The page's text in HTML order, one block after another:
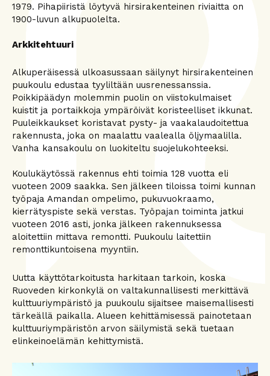
1979. Pihapiiristä löytyvä hirsirakenteinen riviaitta on
1900-luvun alkupuolelta.
Arkkitehtuuri
Alkuperäisessä ulkoasussaan säilynyt hirsirakenteinen
puukoulu edustaa tyyliltään uusrenessanssia.
Poikkipäädyn molemmin puolin on viistokulmaiset
kuistit ja portaikkoja ympäröivät koristeelliset ikkunat.
Puuleikkaukset koristavat pysty- ja vaakalaudoitettua
rakennusta, joka on maalattu vaalealla öljymaalilla.
Vanha kansakoulu on luokiteltu suojelukohteeksi.
Koulukäytössä rakennus ehti toimia 128 vuotta eli
vuoteen 2009 saakka. Sen jälkeen tiloissa toimi kunnan
työpaja Amandan ompelimo, pukuvuokraamo,
kierrätyspiste sekä verstas. Työpajan toiminta jatkui
vuoteen 2016 asti, jonka jälkeen rakennuksessa
aloitettiin mittava remontti. Puukoulu laitettiin
remonttikuntoisena myyntiin.
Uutta käyttötarkoitusta harkitaan tarkoin, koska
Ruoveden kirkonkylä on valtakunnallisesti merkittävä
kulttuuriympäristö ja puukoulu sijaitsee maisemallisesti
tärkeällä paikalla. Alueen kehittämisessä painotetaan
kulttuuriympäristön arvon säilymistä sekä tuetaan
elinkeinoelämän kehittymistä.